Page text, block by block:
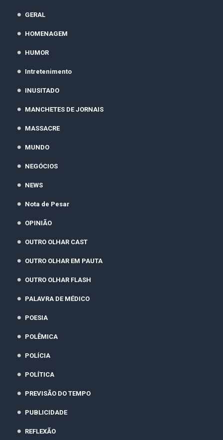
GERAL
HOMENAGEM
HUMOR
Intretenimento
INUSITADO
MANCHETES DE JORNAIS
MASSACRE
MUNDO
NEGÓCIOS
NEWS
Nota de Pesar
OPINIÃO
OUTRO OLHAR CAST
OUTRO OLHAR EM PAUTA
OUTRO OLHAR FLASH
PALAVRA DE MÉDICO
POESIA
POLÊMICA
POLÍCIA
POLÍTICA
PREVISÃO DO TEMPO
PUBLICIDADE
REFLEXÃO